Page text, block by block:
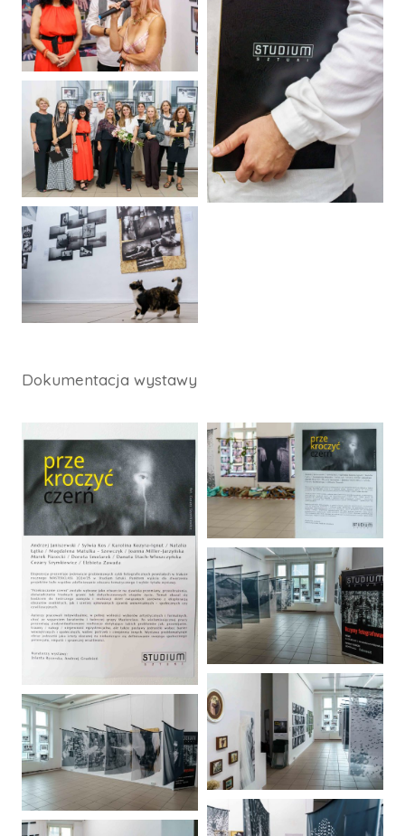
Dokumentacja wystawy